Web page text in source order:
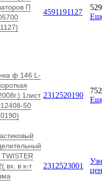
П
4591191127
ф 146 L-
1лист
50
2312520190
вх. в к-т
2312523001